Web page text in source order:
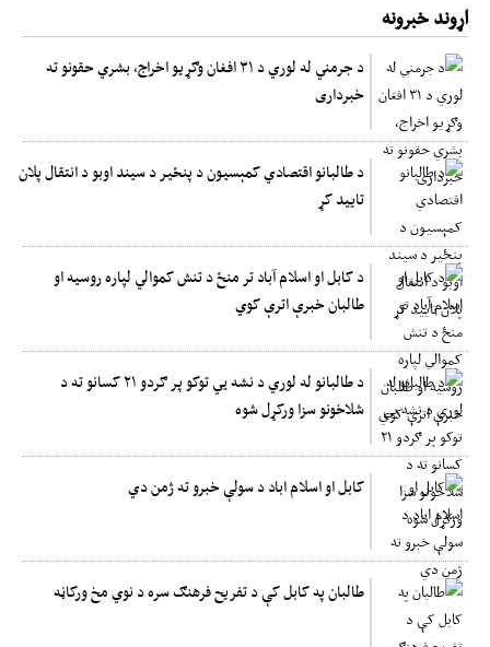
اړوند خبرونه
د جرمني له لوري د ۳۱ افغان وګړیو اخراج، بشري حقونو ته
خبرداری
د طالبانو اقتصادي کمېسیون د پنځیر د سیند اوبو د انتقال پلان
تایید کړ
د کابل او اسلام آباد تر منځ د تنش کموالي لپاره روسیه او
طالبان خبرې اترې کوي
د طالبانو له لوري د نشه يي توکو پر ګردو ۲۱ کسانو ته د
شلاخونو سزا ورکړل شوه
کابل او اسلام اباد د سولې خبرو ته ژمن دي
طالبان په کابل کې د تفریح فرهنګ سره د نوي مخ ورکاڼه